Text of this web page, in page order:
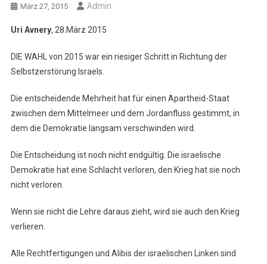
März 27, 2015 Admin
Uri Avnery, 28.März 2015
DIE WAHL von 2015 war ein riesiger Schritt in Richtung der
Selbstzerstörung Israels.
Die entscheidende Mehrheit hat für einen Apartheid-Staat
zwischen dem Mittelmeer und dem Jordanfluss gestimmt, in
dem die Demokratie langsam verschwinden wird.
Die Entscheidung ist noch nicht endgültig. Die israelische
Demokratie hat eine Schlacht verloren, den Krieg hat sie noch
nicht verloren.
Wenn sie nicht die Lehre daraus zieht, wird sie auch den Krieg
verlieren.
Alle Rechtfertigungen und Alibis der israelischen Linken sind